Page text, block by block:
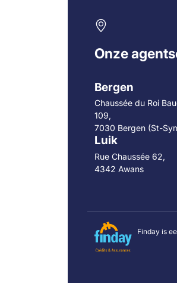
Onze
Bergen
Chaussée du Roi
109,
7030 Bergen (St-
Luik
Rue Chaussée 62,
4342 Awans
Finday is